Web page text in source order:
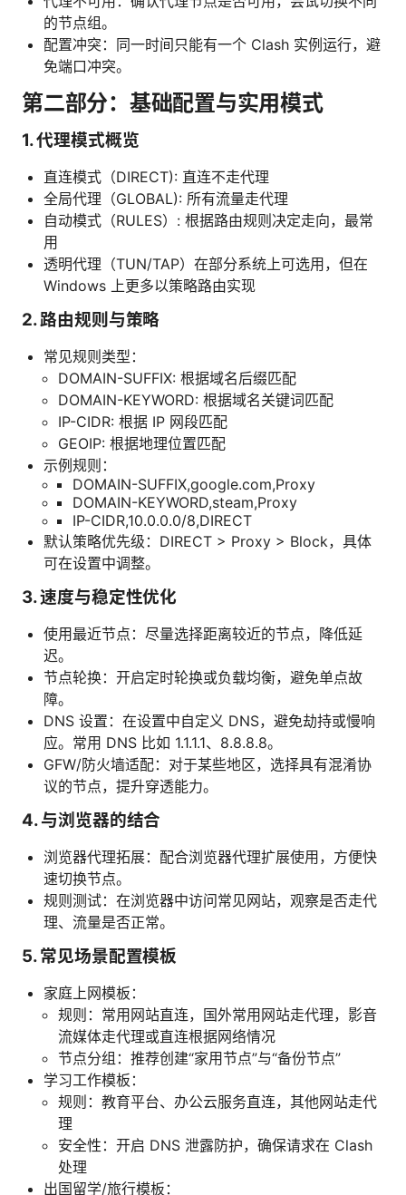
的节点组。
配置冲突：同一时间只能有一个 Clash 实例运行，避
免端口冲突。
第二部分：基础配置与实用模式
1. 代理模式概览
直连模式（DIRECT): 直连不走代理
全局代理（GLOBAL): 所有流量走代理
自动模式（RULES）: 根据路由规则决定走向，最常
用
透明代理（TUN/TAP）在部分系统上可选用，但在
Windows 上更多以策略路由实现
2. 路由规则与策略
常见规则类型：
DOMAIN-SUFFIX: 根据域名后缀匹配
DOMAIN-KEYWORD: 根据域名关键词匹配
IP-CIDR: 根据 IP 网段匹配
GEOIP: 根据地理位置匹配
示例规则：
DOMAIN-SUFFIX,google.com,Proxy
DOMAIN-KEYWORD,steam,Proxy
IP-CIDR,10.0.0.0/8,DIRECT
默认策略优先级：DIRECT > Proxy > Block，具体
可在设置中调整。
3. 速度与稳定性优化
使用最近节点：尽量选择距离较近的节点，降低延
迟。
节点轮换：开启定时轮换或负载均衡，避免单点故
障。
DNS 设置：在设置中自定义 DNS，避免劫持或慢响
应。常用 DNS 比如 1.1.1.1、8.8.8.8。
GFW/防火墙适配：对于某些地区，选择具有混淆协
议的节点，提升穿透能力。
4. 与浏览器的结合
浏览器代理拓展：配合浏览器代理扩展使用，方便快
速切换节点。
规则测试：在浏览器中访问常见网站，观察是否走代
理、流量是否正常。
5. 常见场景配置模板
家庭上网模板：
规则：常用网站直连，国外常用网站走代理，影音
流媒体走代理或直连根据网络情况
节点分组：推荐创建“家用节点”与“备份节点”
学习工作模板：
规则：教育平台、办公云服务直连，其他网站走代
理
安全性：开启 DNS 泄露防护，确保请求在 Clash
处理
出国留学/旅行模板：